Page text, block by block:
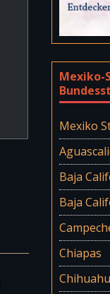
Mexiko-
Mexiko
Baja
Baja
Chiapas